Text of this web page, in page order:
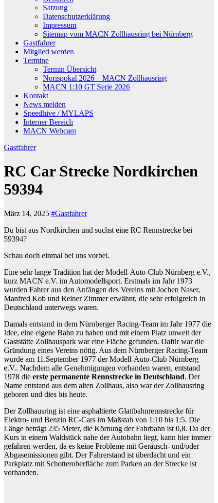
Satzung
Datenschutzerklärung
Impressum
Sitemap vom MACN Zollhausring bei Nürnberg
Gastfahrer
Mitglied werden
Termine
Termin Übersicht
Norispokal 2026 – MACN Zollhausring
MACN 1:10 GT Serie 2026
Kontakt
News melden
Speedhive / MYLAPS
Interner Bereich
MACN Webcam
Gastfahrer
RC Car Strecke Nordkirchen
59394
März 14, 2025 #Gastfahrer
Du bist aus Nordkirchen und suchst eine RC Rennstrecke bei
59394?
Schau doch einmal bei uns vorbei.
Eine sehr lange Tradition hat der Modell-Auto-Club Nürnberg e.V.,
kurz MACN e.V. im Automodellsport. Erstmals im Jahr 1973
wurden Fahrer aus den Anfängen des Vereins mit Jochen Naser,
Manfred Kob und Reiner Zimmer erwähnt, die sehr erfolgreich in
Deutschland unterwegs waren.
Damals entstand in dem Nürnberger Racing-Team im Jahr 1977 die
Idee, eine eigene Bahn zu haben und mit einem Platz unweit der
Gaststätte Zollhauspark war eine Fläche gefunden. Dafür war die
Gründung eines Vereins nötig. Aus dem Nürnberger Racing-Team
wurde am 11.September 1977 der Modell-Auto-Club Nürnberg
e.V.. Nachdem alle Genehmigungen vorhanden waren, entstand
1978 die erste permanente Rennstrecke in Deutschland. Der
Name entstand aus dem alten Zollhaus, also war der Zollhausring
geboren und dies bis heute.
Der Zollhausring ist eine asphaltierte Glattbahnrennstrecke für
Elektro- und Benzin RC-Cars im Maßstab von 1:10 bis 1:5. Die
Länge beträgt 235 Meter, die Körnung der Fahrbahn ist 0,8. Da der
Kurs in einem Waldstück nahe der Autobahn liegt, kann hier immer
gefahren werden, da es keine Probleme mit Geräusch- und/oder
Abgasemissionen gibt. Der Fahrerstand ist überdacht und ein
Parkplatz mit Schotteroberfläche zum Parken an der Strecke ist
vorhanden.